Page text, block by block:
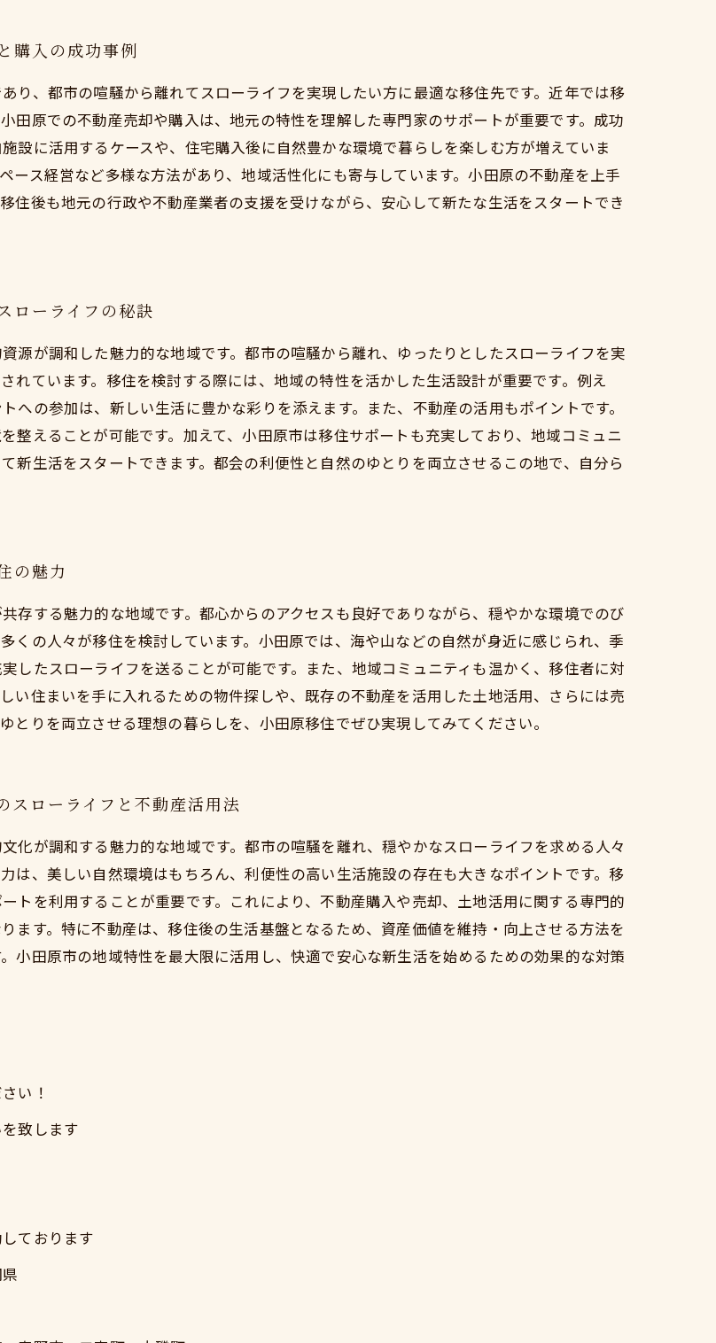
購入の成功事例
り、都市の喧騒から離れてスローライフを実現したい方に最適な移住先です。近年では移
田原での不動産売却や購入は、地元の特性を理解した専門家のサポートが重要です。成功
設に活用するケースや、住宅購入後に自然豊かな環境で暮らしを楽しむ方が増えていま
ース経営など多様な方法があり、地域活性化にも寄与しています。小田原の不動産を上手
住後も地元の行政や不動産業者の支援を受けながら、安心して新たな生活をスタートでき
ローライフの秘訣
源が調和した魅力的な地域です。都市の喧騒から離れ、ゆったりとしたスローライフを実
れています。移住を検討する際には、地域の特性を活かした生活設計が重要です。例え
の参加は、新しい生活に豊かな彩りを添えます。また、不動産の活用もポイントです。
整えることが可能です。加えて、小田原市は移住サポートも充実しており、地域コミュニ
新生活をスタートできます。都会の利便性と自然のゆとりを両立させるこの地で、自分ら
の魅力
存する魅力的な地域です。都心からのアクセスも良好でありながら、穏やかな環境でのび
くの人々が移住を検討しています。小田原では、海や山などの自然が身近に感じられ、季
したスローライフを送ることが可能です。また、地域コミュニティも温かく、移住者に対
い住まいを手に入れるための物件探しや、既存の不動産を活用した土地活用、さらには売
りを両立させる理想の暮らしを、小田原移住でぜひ実現してみてください。
スローライフと不動産活用法
化が調和する魅力的な地域です。都市の喧騒を離れ、穏やかなスローライフを求める人々
は、美しい自然環境はもちろん、利便性の高い生活施設の存在も大きなポイントです。移
トを利用することが重要です。これにより、不動産購入や売却、土地活用に関する専門的
ます。特に不動産は、移住後の生活基盤となるため、資産価値を維持・向上させる方法を
小田原市の地域特性を最大限に活用し、快適で安心な新生活を始めるための効果的な対策
い！
致します
ております